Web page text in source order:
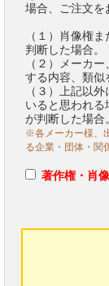
場合、ご注文を
（１）肖像権
判断した場合。
（２）メーカ
する内容、類似
（３）上記以
いると思われ
が判断した場合。
※各メーカー様、
る企業・団体・関
著作権・肖